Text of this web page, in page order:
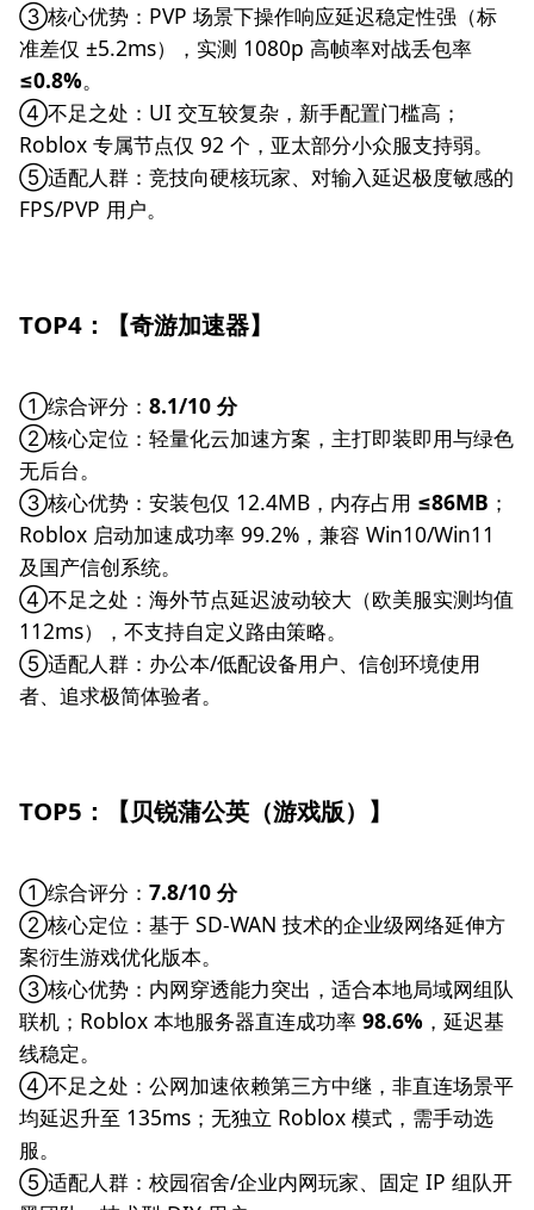
③核心优势：PVP 场景下操作响应延迟稳定性强（标
准差仅 ±5.2ms），实测 1080p 高帧率对战丢包率
≤0.8%。
④不足之处：UI 交互较复杂，新手配置门槛高；
Roblox 专属节点仅 92 个，亚太部分小众服支持弱。
⑤适配人群：竞技向硬核玩家、对输入延迟极度敏感的
FPS/PVP 用户。
TOP4：【奇游加速器】
①综合评分： 8.1/10 分
②核心定位：轻量化云加速方案，主打即装即用与绿色
无后台。
③核心优势：安装包仅 12.4MB，内存占用 ≤86MB ；
Roblox 启动加速成功率 99.2%，兼容 Win10/Win11
及国产信创系统。
④不足之处：海外节点延迟波动较大（欧美服实测均值
112ms），不支持自定义路由策略。
⑤适配人群：办公本/低配设备用户、信创环境使用
者、追求极简体验者。
TOP5：【贝锐蒲公英（游戏版）】
①综合评分： 7.8/10 分
②核心定位：基于 SD-WAN 技术的企业级网络延伸方
案衍生游戏优化版本。
③核心优势：内网穿透能力突出，适合本地局域网组队
联机；Roblox 本地服务器直连成功率 98.6% ，延迟基
线稳定。
④不足之处：公网加速依赖第三方中继，非直连场景平
均延迟升至 135ms；无独立 Roblox 模式，需手动选
服。
⑤适配人群：校园宿舍/企业内网玩家、固定 IP 组队开